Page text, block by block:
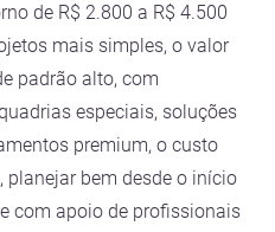
de R$ 2.800 a R$ 4.500
mais simples, o valor
padrão alto, com
especiais, soluções
premium, o custo
planejar bem desde o início
com apoio de profissionais